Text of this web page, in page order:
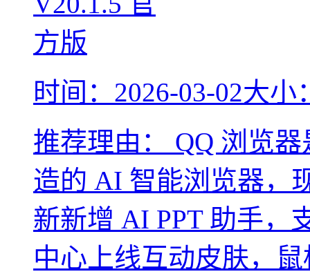
时间：2026-03-02大小
推荐理由：
QQ 浏览
造的 AI 智能浏览器，
新新增 AI PPT 助手，
中心上线互动皮肤，